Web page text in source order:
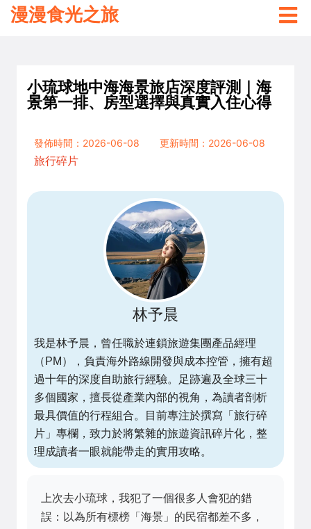
漫漫食光之旅
小琉球地中海海景旅店深度評測｜海
景第一排、房型選擇與真實入住心得
發佈時間：2026-06-08
更新時間：2026-06-08
旅行碎片
林予晨
我是林予晨，曾任職於連鎖旅遊集團產品經理
（PM），負責海外路線開發與成本控管，擁有超
過十年的深度自助旅行經驗。足跡遍及全球三十
多個國家，擅長從產業內部的視角，為讀者剖析
最具價值的行程組合。目前專注於撰寫「旅行碎
片」專欄，致力於將繁雜的旅遊資訊碎片化，整
理成讀者一眼就能帶走的實用攻略。
上次去小琉球，我犯了一個很多人會犯的錯
誤：以為所有標榜「海景」的民宿都差不多，